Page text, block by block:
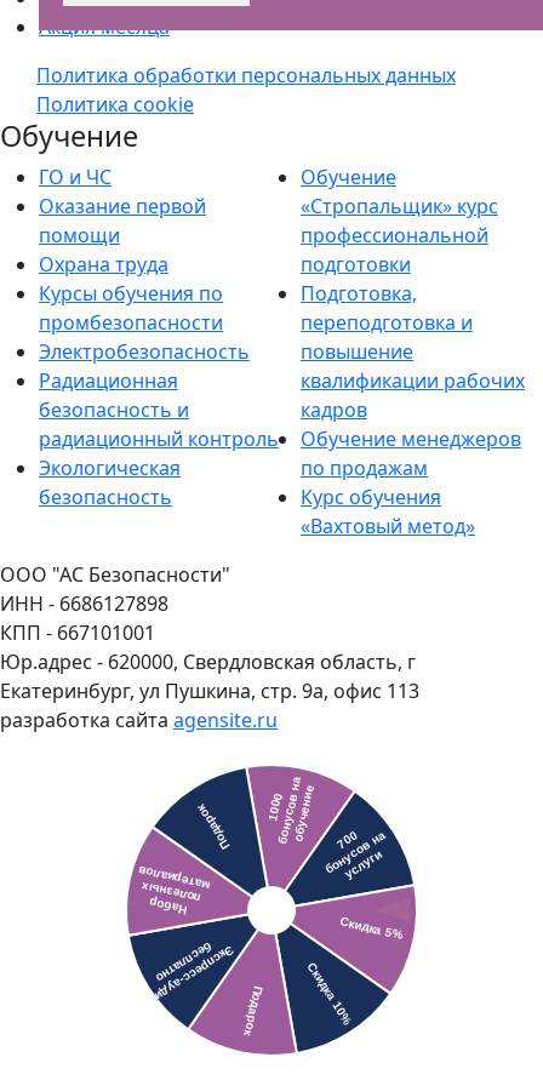
Акция месяца
Политика обработки персональных данных
Политика cookie
Обучение
ГО и ЧС
Оказание первой
помощи
Охрана труда
Курсы обучения по
промбезопасности
Электробезопасность
Радиационная
безопасность и
радиационный контроль
Экологическая
безопасность
Обучение
«Стропальщик» курс
профессиональной
подготовки
Подготовка,
переподготовка и
повышение
квалификации рабочих
кадров
Обучение менеджеров
по продажам
Курс обучения
«Вахтовый метод»
ООО "АС Безопасности"
ИНН - 6686127898
КПП - 667101001
Юр.адрес - 620000, Свердловская область, г
Екатеринбург, ул Пушкина, стр. 9а, офис 113
разработка сайта agensite.ru